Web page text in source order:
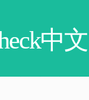
中文